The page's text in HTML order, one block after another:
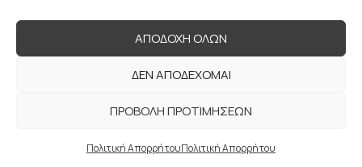
ΑΠΟΔΟΧΗ ΟΛΩΝ
ΔΕΝ ΑΠΟΔΕΧΟΜΑΙ
ΠΡΟΒΟΛΗ ΠΡΟΤΙΜΗΣΕΩΝ
Πολιτική ΑπορρήτουΠολιτική Απορρήτου
Powered by